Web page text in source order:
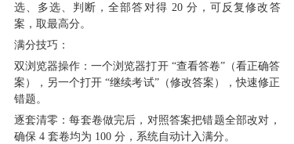
选、多选、判断，全部答对得 20 分，可反复修改答
案，取最高分。
满分技巧：
双浏览器操作：一个浏览器打开 “查看答卷”（看正确答
案），另一个打开 “继续考试”（修改答案），快速修正
错题。
逐套清零：每套卷做完后，对照答案把错题全部改对，
确保 4 套卷均为 100 分，系统自动计入满分。